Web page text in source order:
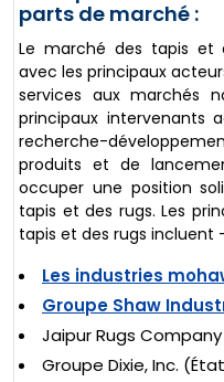
parts de marché :
Le marché des tapis et
avec les principaux
services aux marchés
principaux intervenants
recherche-
produits et de
occuper une position
tapis et des rugs. Les
tapis et des rugs incluent
Les industries
Groupe Shaw
Jaipur Rugs
Groupe Dixie, Inc.